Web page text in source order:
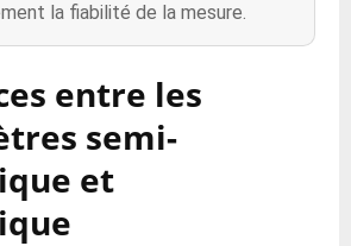
la fiabilité de la mesure.
entre les
semi-
et